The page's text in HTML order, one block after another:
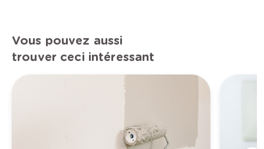
Vous pouvez aussi
trouver ceci intéressant